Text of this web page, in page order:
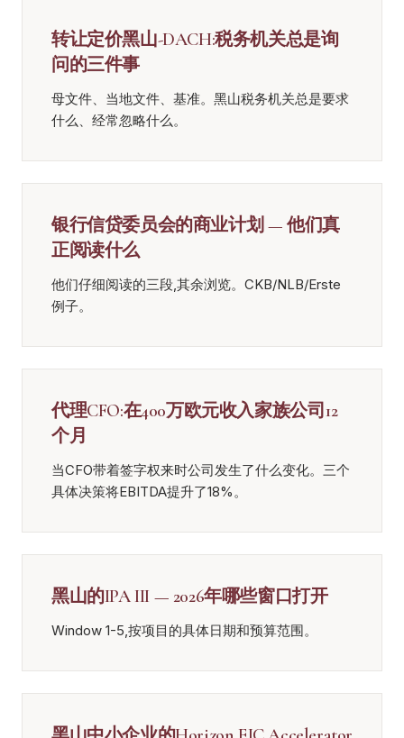
转让定价黑山-DACH:税务机关总是询
问的三件事
母文件、当地文件、基准。黑山税务机关总是要求
什么、经常忽略什么。
银行信贷委员会的商业计划 — 他们真
正阅读什么
他们仔细阅读的三段,其余浏览。CKB/NLB/Erste
例子。
代理CFO:在400万欧元收入家族公司12
个月
当CFO带着签字权来时公司发生了什么变化。三个
具体决策将EBITDA提升了18%。
黑山的IPA III — 2026年哪些窗口打开
Window 1-5,按项目的具体日期和预算范围。